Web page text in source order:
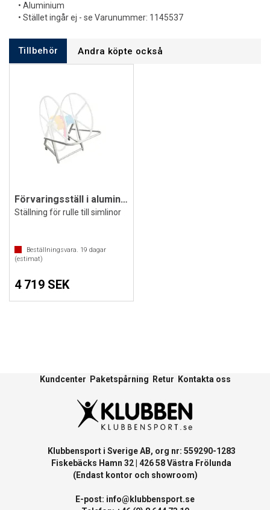
• Aluminium
• Stället ingår ej - se Varunummer: 1145537
Tillbehör Andra köpte också
Förvaringsställ i aluminium till rulle
Ställning för rulle till simlinor
Beställningsvara. 19 dagar
(estimat)
4 719 SEK
Kundcenter Paketspårning Retur Kontakta oss
Klubbensport i Sverige AB, org nr: 559290-1283
Fiskebäcks Hamn 32 | 426 58 Västra Frölunda
(Endast kontor och showroom)
E-post: info@klubbensport.se